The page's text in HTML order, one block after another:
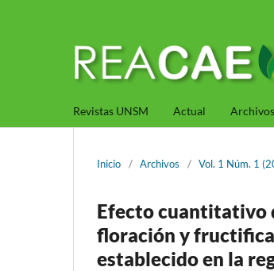
Revistas UNSM Actual Archivos
Inicio / Archivos / Vol. 1 Núm. 1
Efecto cuantitativo
floración y
establecido en la